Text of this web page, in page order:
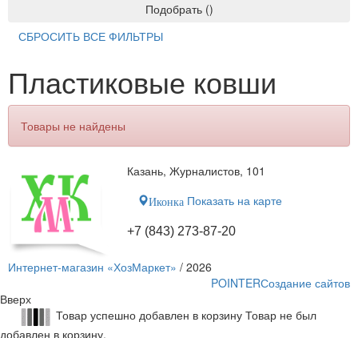
Подобрать ()
СБРОСИТЬ ВСЕ ФИЛЬТРЫ
Пластиковые ковши
Товары не найдены
Казань, Журналистов, 101
Иконка Показать на карте
+7 (843) 273-87-20
Интернет-магазин «ХозМаркет» / 2026
POINTERСоздание сайтов
Вверх
Товар успешно добавлен в корзину Товар не был
добавлен в корзину.